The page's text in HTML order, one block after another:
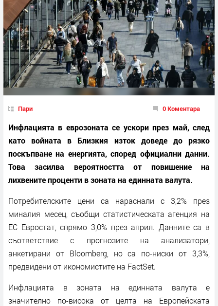
Пари 0 Коментара
Инфлацията в еврозоната се ускори през май, след
като войната в Близкия изток доведе до рязко
поскъпване на енергията, според официални данни.
Това засилва вероятността от повишение на
лихвените проценти в зоната на единната валута.
Потребителските цени са нараснали с 3,2% през
миналия месец, съобщи статистическата агенция на
ЕС Евростат, спрямо 3,0% през април. Данните са в
съответствие с прогнозите на анализатори,
анкетирани от Bloomberg, но са по-ниски от 3,3%,
предвидени от икономистите на FactSet.
Инфлацията в зоната на единната валута е
значително по-висока от целта на Европейската